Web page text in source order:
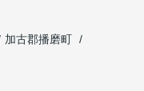
加古郡播磨町